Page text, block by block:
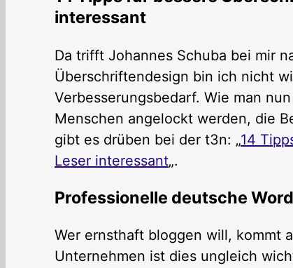
interessant
Da trifft Johannes Schuba bei mir
Überschriftendesign bin ich nicht
Verbesserungsbedarf. Wie man
Menschen angelockt werden, die
gibt es drüben bei der t3n: „14
Leser interessant„.
Professionelle deutsche
Wer ernsthaft bloggen will, kommt
Unternehmen ist dies ungleich